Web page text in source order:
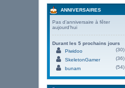
ANNIVERSAIRES
Pas d’anniversaire à fêter
aujourd’hui
Durant les 5 prochains jours
Piwidoo
(30)
SkeletonGamer
(36)
bunam
(54)